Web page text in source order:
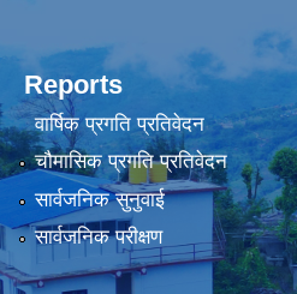
Reports
वार्षिक प्रगति प्रतिवेदन
चौमासिक प्रगति प्रतिवेदन
सार्वजनिक सुनुवाई
सार्वजनिक परीक्षण